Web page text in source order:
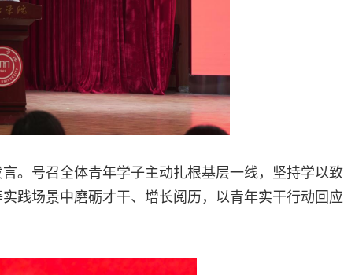
。号召全体青年学子主动扎根基层一线，坚持学以致
践场景中磨砺才干、增长阅历，以青年实干行动回应